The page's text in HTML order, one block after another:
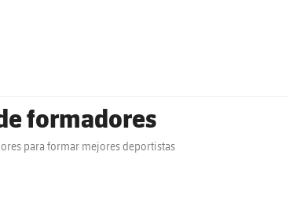
formadores
para formar mejores deportistas